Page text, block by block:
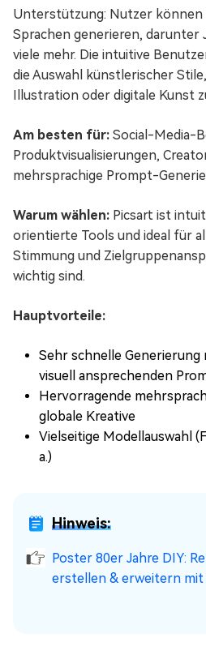
Unterstützung: Nutzer können
Sprachen generieren, darunter
viele mehr. Die intuitive
die Auswahl künstlerischer
Illustration oder digitale Kunst
Am besten für: Social-Media-
Produktvisualisierungen,
mehrsprachige Prompt-
Warum wählen: Picsart ist
orientierte Tools und ideal für
Stimmung und
wichtig sind.
Hauptvorteile:
Sehr schnelle
visuell ansprechenden
Hervorragende
globale Kreative
Vielseitige Modellauswahl
a.)
Hinweis:
Poster 80er Jahre DIY:
erstellen & erweitern mit